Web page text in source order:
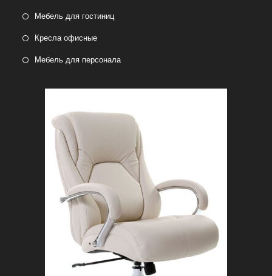
Мебель для гостиниц
Кресла офисные
Мебель для персонала